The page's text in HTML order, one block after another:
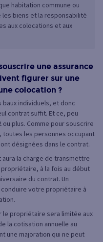
habitation commune ou
les biens et la responsabilité
aux colocations et aux
une assurance
figurer sur une
colocation ?
baux individuels, et donc
contrat suffit. Et ce, peu
plus. Comme pour souscrire
toutes les personnes occupant
désignées dans le contrat.
la charge de transmettre
à la fois au début
du contrat. Un
votre propriétaire à
le propriétaire sera limitée aux
la cotisation annuelle au
une majoration qui ne peut